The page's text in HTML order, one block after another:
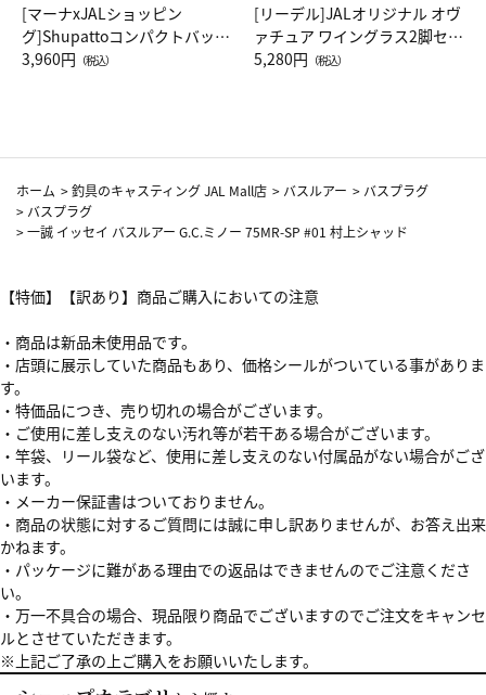
[マーナxJALショッピン
グ]Shupattoコンパクトバッグ
Drop JAL客室乗務員（LC）ス
3,960円 （税込）
[リーデル]JALオリジナル オヴ
ァチュア ワイングラス2脚セッ
ト（レッドワイン）
5,280円 （税込）
ホーム >釣具のキャスティング JAL Mall店 > バスルアー > バスプラグ
> バスプラグ
>一誠 イッセイ バスルアー G.C.ミノー 75MR-SP #01 村上シャッド
【特価】【訳あり】商品ご購入においての注意
・商品は新品未使用品です。
・店頭に展示していた商品もあり、価格シールがついている事がありま
す。
・特価品につき、売り切れの場合がございます。
・ご使用に差し支えのない汚れ等が若干ある場合がございます。
・竿袋、リール袋など、使用に差し支えのない付属品がない場合がござ
います。
・メーカー保証書はついておりません。
・商品の状態に対するご質問には誠に申し訳ありませんが、お答え出来
かねます。
・パッケージに難がある理由での返品はできませんのでご注意くださ
い。
・万一不具合の場合、現品限り商品でございますのでご注文をキャンセ
ルとさせていただきます。
※上記ご了承の上ご購入をお願いいたします。